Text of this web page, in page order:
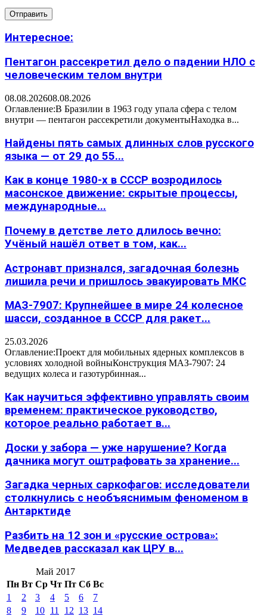
Интересное:
Пентагон рассекретил дело о падении НЛО с
человеческим телом внутри
08.08.202608.08.2026
Оглавление:В Бразилии в 1963 году упала сфера с телом
внутри — пентагон рассекретили документыНаходка в...
Найдены пять самых длинных слов русского
языка — от 29 до 55...
Как в конце 1980-х в СССР возродилось
масонское движение: скрытые процессы,
международные...
Почему в детстве лето длилось вечно:
Учёный нашёл ответ в том, как...
Астронавт признался, загадочная болезнь
лишила речи и пришлось эвакуировать МКС
МАЗ-7907: Крупнейшее в мире 24 колесное
шасси, созданное в СССР для ракет...
25.03.2026
Оглавление:Проект для мобильных ядерных комплексов в
условиях холодной войныКонструкция МАЗ-7907: 24
ведущих колеса и газотурбинная...
Как научиться эффективно управлять своим
временем: практическое руководство,
которое реально работает в...
Доски у забора — уже нарушение? Когда
дачника могут оштрафовать за хранение...
Загадка черных саркофагов: исследователи
столкнулись с необъяснимым феноменом в
Антарктиде
Разбить на 12 зон и «русские острова»:
Медведев рассказал как ЦРУ в...
Май 2017
Пн Вт Ср Чт Пт Сб Вс
1
2 3 4 5 6
7
8
9 10 11 12 13 14